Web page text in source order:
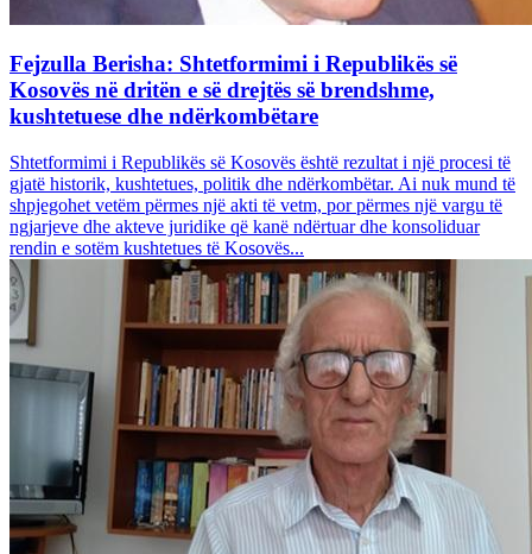
Fejzulla Berisha: Shtetformimi i Republikës së
Kosovës në dritën e së drejtës së brendshme,
kushtetuese dhe ndërkombëtare
Shtetformimi i Republikës së Kosovës është rezultat i një procesi të
gjatë historik, kushtetues, politik dhe ndërkombëtar. Ai nuk mund të
shpjegohet vetëm përmes një akti të vetm, por përmes një vargu të
ngjarjeve dhe akteve juridike që kanë ndërtuar dhe konsoliduar
rendin e sotëm kushtetues të Kosovës...